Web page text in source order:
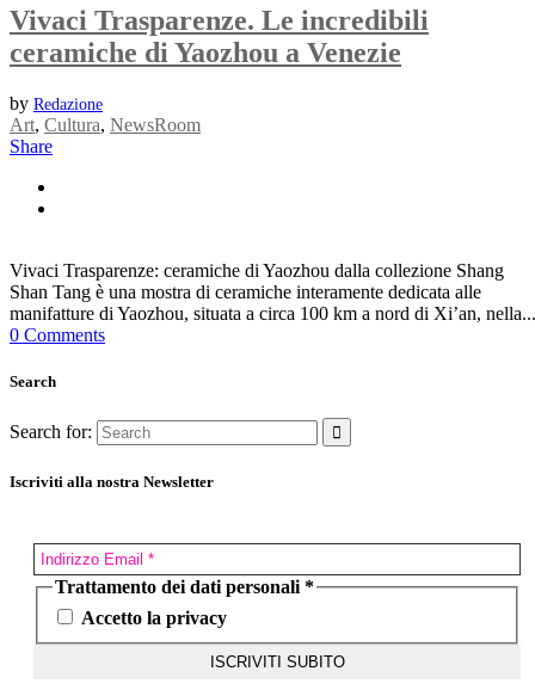
Vivaci Trasparenze. Le incredibili
ceramiche di Yaozhou a Venezie
by Redazione
Art, Cultura, NewsRoom
Share
Vivaci Trasparenze: ceramiche di Yaozhou dalla collezione Shang
Shan Tang è una mostra di ceramiche interamente dedicata alle
manifatture di Yaozhou, situata a circa 100 km a nord di Xi’an, nella...
0 Comments
Search
Search for:
Iscriviti alla nostra Newsletter
Trattamento dei dati personali *
Accetto la privacy